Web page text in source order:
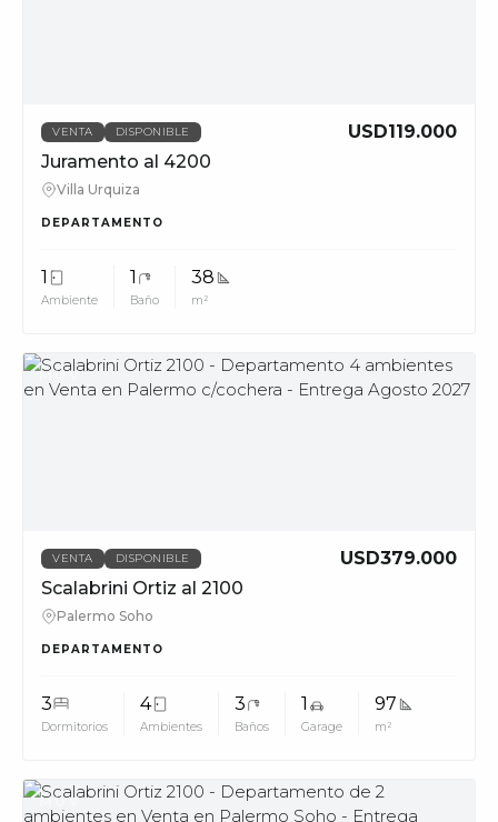
VENTA DISPONIBLE
USD119.000
Juramento al 4200
Villa Urquiza
DEPARTAMENTO
1
Ambiente
1
Baño
38
m²
MUV
VENTA DISPONIBLE
USD379.000
Scalabrini Ortiz al 2100
Palermo Soho
DEPARTAMENTO
3
Dormitorios
4
Ambientes
3
Baños
1
Garage
97
m²
MUV